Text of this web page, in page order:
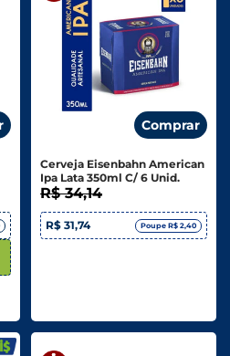
Comprar
Cerveja Eisenbahn American
Ipa Lata 350ml C/ 6 Unid.
R$ 34,14
R$ 31,74 Poupe R$ 2,40